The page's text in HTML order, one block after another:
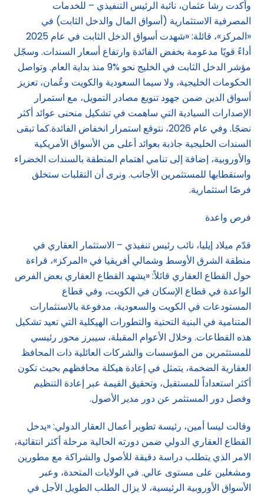
وأكدت رشا عثمان، نائبة الرئيس التنفيذي – للخدمات
المصرفية الاستثمارية (أسواق المال والدخل الثابت) في
«المركز»، قائلة: «شهدت أسواق الدخل الثابت في عام 2025
أداءً قويًا مدعومة بخفض الفائدة وارتفاع أسعار السندات. وسجّل
مؤشر الدخل الثابت في الخليج نحو %9 منذ بداية العام. وتواصل
الحكومات الخليجية، ولا سيما السعودية والكويت وعُمان، تعزيز
أسواق الدين ضمن جهود تنويع مصادر التمويل، مع استمرار
الإصدارات السيادية التي ساهمت في تشكيل منحنى عوائد أكثر
نضجًا. وفي عام 2026، نتوقع استمرار انخفاض الفائدة.كما تبقى
السندات الخليجية جاذبة بعوائد أعلى من الأسواق الأمريكية
والأوروبية، إضافة إلى تنامي اهتمام المنطقة بالسندات الخضراء
واستقطابها للمستثمرين الأجانب. ونرى أن التقلبات ستخلق
فرصًا استثمارية.
فرص واعدة
قدّم ميلاد إيليا، نائب رئيس تنفيذي – الاستثمار العقاري في
منطقة الشرق الأوسط وشمالي أفريقيا في «المركز»، قراءة
حول القطاع العقاري قائلاً: «يشهد القطاع العقاري بعض الفرص
الواعدة في قطاع الإسكان في الكويت، وفي قطاع
المستودعات في الكويت والسعودية، مدفوعة بالاستثمارات
المتنامية في البنية التحتية والتطورات الهيكلية التي تعيد تشكيل
هذه القطاعات. وخلال الأعوام المقبلة، سيبرز محور رئيسي
للمستثمرين من المؤسسات والشركات العائلية ذات المحافظ
العقارية الضخمة، يتمثل في إعادة هيكلة محافظهم بحيث تكون
أكثر استعداداً للمستقبل، وتحقيق القيمة عبر إعادة التنظيم
وفصل دور المستثمر عن دور مدير الأصول.
وقالت ليسا أمين، رئيسة تطوير أعمال العقار الدولي: «يدخل
القطاع العقاري الدولي ضمن دورته الحالية مرحلة أكثر انتقائية،
الامر الذي يتطلب دراسة دقيقة للأصول والشراكة مع مطورين
ومشغلين على مستوى عالي. في الولايات المتحدة، وعبر
الأسواق الأوروبية الرئيسية، لا يزال الطلب الطويل الأجل في